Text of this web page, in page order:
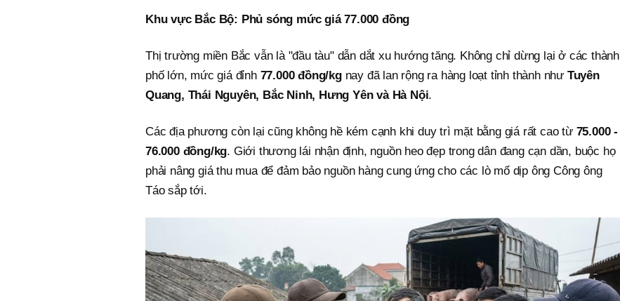
Khu vực Bắc Bộ: Phủ sóng mức giá 77.000 đồng
Thị trường miền Bắc vẫn là "đầu tàu" dẫn dắt xu hướng tăng. Không chỉ dừng lại ở các thành
phố lớn, mức giá đỉnh 77.000 đồng/kgnay đã lan rộng ra hàng loạt tỉnh thành như Tuyên
Quang, Thái Nguyên, Bắc Ninh, Hưng Yên và Hà Nội.
Các địa phương còn lại cũng không hề kém cạnh khi duy trì mặt bằng giá rất cao từ 75.000 -
76.000 đồng/kg. Giới thương lái nhận định, nguồn heo đẹp trong dân đang cạn dần, buộc họ
phải nâng giá thu mua để đảm bảo nguồn hàng cung ứng cho các lò mổ dịp ông Công ông
Táo sắp tới.